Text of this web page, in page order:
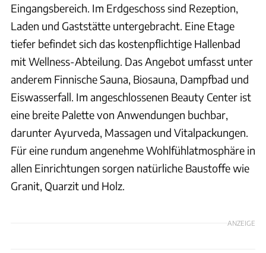
Eingangsbereich. Im Erdgeschoss sind Rezeption,
Laden und Gaststätte untergebracht. Eine Etage
tiefer befindet sich das kostenpflichtige Hallenbad
mit Wellness-Abteilung. Das Angebot umfasst unter
anderem Finnische Sauna, Biosauna, Dampfbad und
Eiswasserfall. Im angeschlossenen Beauty Center ist
eine breite Palette von Anwendungen buchbar,
darunter Ayurveda, Massagen und Vitalpackungen.
Für eine rundum angenehme Wohlfühlatmosphäre in
allen Einrichtungen sorgen natürliche Baustoffe wie
Granit, Quarzit und Holz.
ANZEIGE